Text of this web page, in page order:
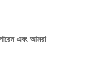
এবং আমরা